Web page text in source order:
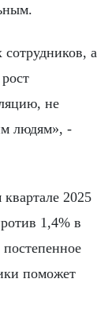
а
не
людям», -
2025
1,4% в
поможет